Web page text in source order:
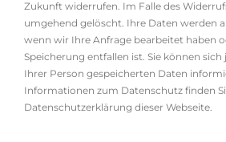
Zukunft widerrufen. Im Falle des
umgehend gelöscht. Ihre Daten werden
wenn wir Ihre Anfrage bearbeitet haben
Speicherung entfallen ist. Sie können sich
Ihrer Person gespeicherten Daten
Informationen zum Datenschutz finden
Datenschutzerklärung dieser Webseite.